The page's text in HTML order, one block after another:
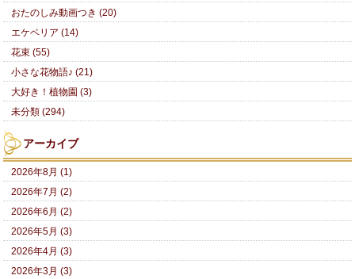
おたのしみ動画つき (20)
エケベリア (14)
花束 (55)
小さな花物語♪ (21)
大好き！植物園 (3)
未分類 (294)
アーカイブ
2026年8月 (1)
2026年7月 (2)
2026年6月 (2)
2026年5月 (3)
2026年4月 (3)
2026年3月 (3)